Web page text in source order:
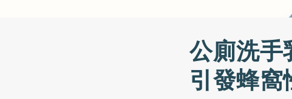
公廁洗
引發蜂窩